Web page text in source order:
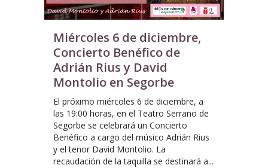
Miércoles 6 de diciembre,
Concierto Benéfico de
Adrián Rius y David
Montolio en Segorbe
El próximo miércoles 6 de diciembre, a
las 19:00 horas, en el Teatro Serrano de
Segorbe se celebrará un Concierto
Benéfico a cargo del músico Adrián Rius
y el tenor David Montolio. La
recaudación de la taquilla se destinará a...